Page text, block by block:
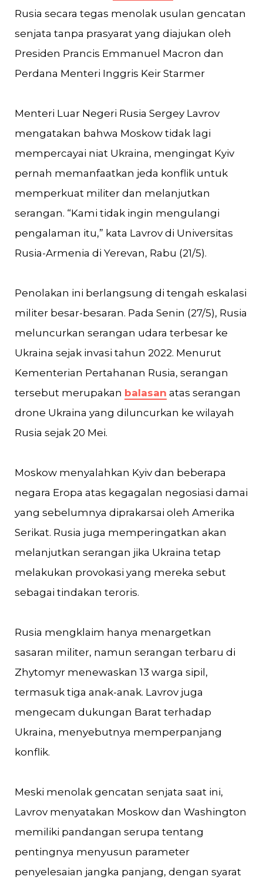
Rusia secara tegas menolak usulan gencatan
senjata tanpa prasyarat yang diajukan oleh
Presiden Prancis Emmanuel Macron dan
Perdana Menteri Inggris Keir Starmer
Menteri Luar Negeri Rusia Sergey Lavrov
mengatakan bahwa Moskow tidak lagi
mempercayai niat Ukraina, mengingat Kyiv
pernah memanfaatkan jeda konflik untuk
memperkuat militer dan melanjutkan
serangan. “Kami tidak ingin mengulangi
pengalaman itu,” kata Lavrov di Universitas
Rusia-Armenia di Yerevan, Rabu (21/5).
Penolakan ini berlangsung di tengah eskalasi
militer besar-besaran. Pada Senin (27/5), Rusia
meluncurkan serangan udara terbesar ke
Ukraina sejak invasi tahun 2022. Menurut
Kementerian Pertahanan Rusia, serangan
tersebut merupakan balasan atas serangan
drone Ukraina yang diluncurkan ke wilayah
Rusia sejak 20 Mei.
Moskow menyalahkan Kyiv dan beberapa
negara Eropa atas kegagalan negosiasi damai
yang sebelumnya diprakarsai oleh Amerika
Serikat. Rusia juga memperingatkan akan
melanjutkan serangan jika Ukraina tetap
melakukan provokasi yang mereka sebut
sebagai tindakan teroris.
Rusia mengklaim hanya menargetkan
sasaran militer, namun serangan terbaru di
Zhytomyr menewaskan 13 warga sipil,
termasuk tiga anak-anak. Lavrov juga
mengecam dukungan Barat terhadap
Ukraina, menyebutnya memperpanjang
konflik.
Meski menolak gencatan senjata saat ini,
Lavrov menyatakan Moskow dan Washington
memiliki pandangan serupa tentang
pentingnya menyusun parameter
penyelesaian jangka panjang, dengan syarat